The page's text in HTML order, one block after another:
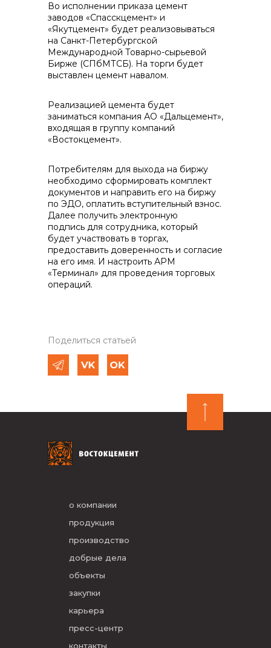
info@vostokcement.ru
Во исполнении приказа цемент
заводов «Спасскцемент» и
«Якутцемент» будет реализовываться
на Санкт-Петербургской
Международной Товарно-сырьевой
Бирже (СПбМТСБ). На торги будет
выставлен цемент навалом.
Реализацией цемента будет
заниматься компания АО «Дальцемент»,
входящая в группу компаний
«Востокцемент».
Потребителям для выхода на биржу
необходимо сформировать комплект
документов и направить его на биржу
по ЭДО, оплатить вступительный взнос.
Далее получить электронную
подпись для сотрудника, который
будет участвовать в торгах,
предоставить доверенность и согласие
на его имя. И настроить АРМ
«Терминал» для проведения торговых
операций.
Поделиться статьей
о компании
продукция
производство
добрые дела
объекты
закупки
карьера
пресс-центр
контакты